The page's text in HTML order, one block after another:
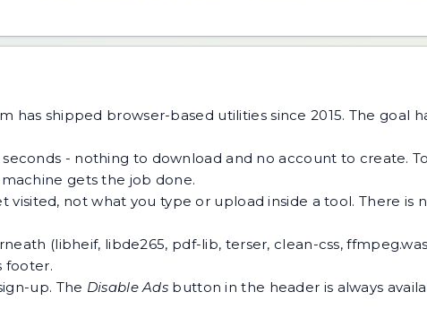
has shipped browser-based utilities since 2015. The goal
- nothing to download and no account to create.
gets the job done.
visited, not what you type or upload inside a tool. There is
(libheif, libde265, pdf-lib, terser, clean-css,
footer.
up. The Disable Ads button in the header is always